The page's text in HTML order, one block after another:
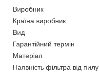
Виробник
Країна виробник
Вид
Гарантійний термін
Матеріал
Наявність фільтра від пилу